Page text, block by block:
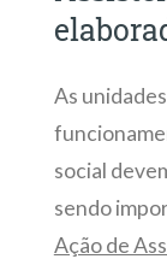
As
social
sendo
Ação de